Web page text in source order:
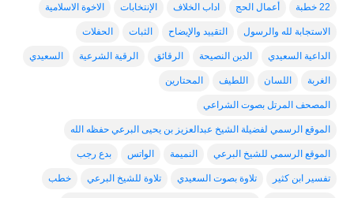
22 خطبة أعمال الحج اداب الخلاف الإنتخابات الاخوة الاسلامية
الاستجابة لله والرسول التقييد والإيضاح الثبات الحفلات
الداعية السعيدي الدين النصيحة الرقائق الرقية الشرعية السعيدي
الغربة اللسان اللطيف المحتارين
المصحف المرتل بصوت الشراعي
الموقع الرسمي لفضيلة الشيخ عبدالعزيز بن يحيى البرعي حفظه الله
الموقع الرسمي للشيخ البرعي النميمة الواتس بدع رجب
تفسير ابن كثير تلاوة بصوت السعيدي تلاوة للشيخ البرعي خطب